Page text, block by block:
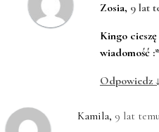
Zosia, 9 lat
Kingo
wiadomość :*
Odpowiedz
Kamila, 9 lat